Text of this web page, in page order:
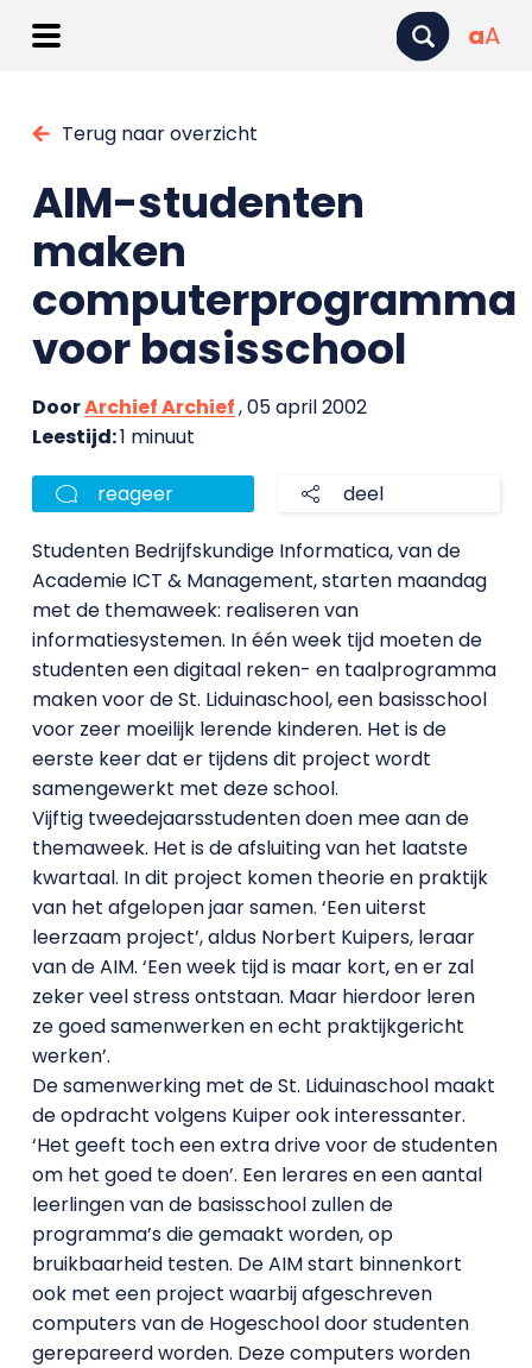
aA
Terug naar overzicht
AIM-studenten
maken
computerprogramma
voor basisschool
DoorArchief Archief, 05 april 2002
Leestijd:1 minuut
reageer deel
Studenten Bedrijfskundige Informatica, van de
Academie ICT & Management, starten maandag
met de themaweek: realiseren van
informatiesystemen. In één week tijd moeten de
studenten een digitaal reken- en taalprogramma
maken voor de St. Liduinaschool, een basisschool
voor zeer moeilijk lerende kinderen. Het is de
eerste keer dat er tijdens dit project wordt
samengewerkt met deze school.
Vijftig tweedejaarsstudenten doen mee aan de
themaweek. Het is de afsluiting van het laatste
kwartaal. In dit project komen theorie en praktijk
van het afgelopen jaar samen. ‘Een uiterst
leerzaam project’, aldus Norbert Kuipers, leraar
van de AIM. ‘Een week tijd is maar kort, en er zal
zeker veel stress ontstaan. Maar hierdoor leren
ze goed samenwerken en echt praktijkgericht
werken’.
De samenwerking met de St. Liduinaschool maakt
de opdracht volgens Kuiper ook interessanter.
‘Het geeft toch een extra drive voor de studenten
om het goed te doen’. Een lerares en een aantal
leerlingen van de basisschool zullen de
programma’s die gemaakt worden, op
bruikbaarheid testen. De AIM start binnenkort
ook met een project waarbij afgeschreven
computers van de Hogeschool door studenten
gerepareerd worden. Deze computers worden